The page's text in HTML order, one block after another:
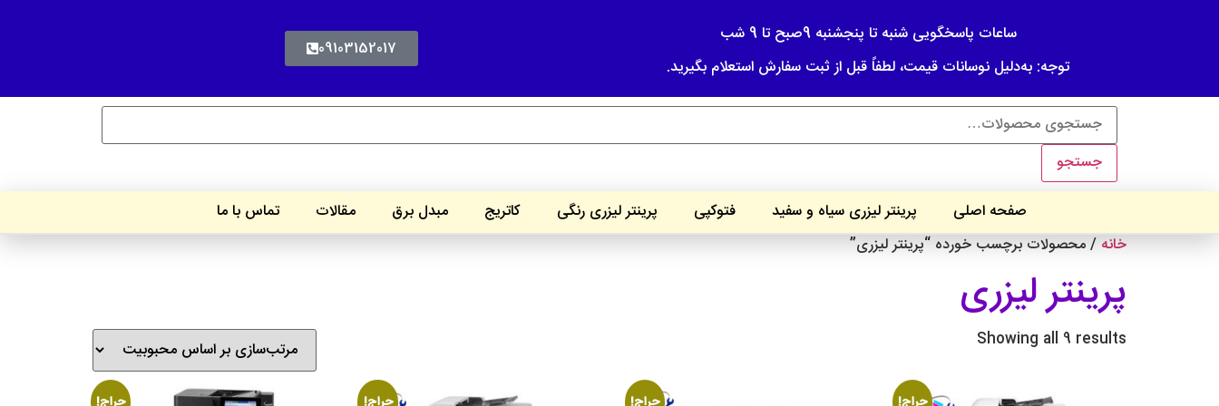
ساعات پاسخگویی شنبه تا پنجشنبه 9صبح تا 9 شب
توجه: به‌دلیل نوسانات قیمت، لطفاً قبل از ثبت سفارش استعلام بگیرید.
09103152017
جستجو
صفحه اصلی
پرینتر لیزری سیاه و سفید فتوکپی پرینتر لیزری رنگی کاتریج مبدل برق مقالات
تماس با ما
خانه / محصولات برچسب خورده “پرینتر لیزری”
پرینتر لیزری
Showing all 9 results